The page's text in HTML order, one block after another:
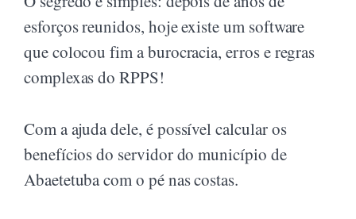
esforços reunidos, hoje existe um software
que colocou fim a burocracia, erros e regras
complexas do RPPS!
Com a ajuda dele, é possível calcular os
benefícios do servidor do município de
Abaetetuba com o pé nas costas.